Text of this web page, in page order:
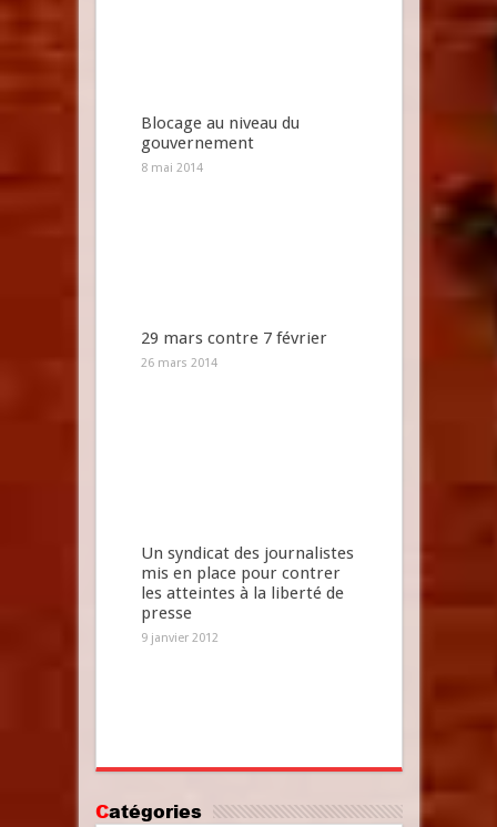
Blocage au niveau du
gouvernement
8 mai 2014
29 mars contre 7 février
26 mars 2014
Un syndicat des journalistes
mis en place pour contrer
les atteintes à la liberté de
presse
9 janvier 2012
Catégories